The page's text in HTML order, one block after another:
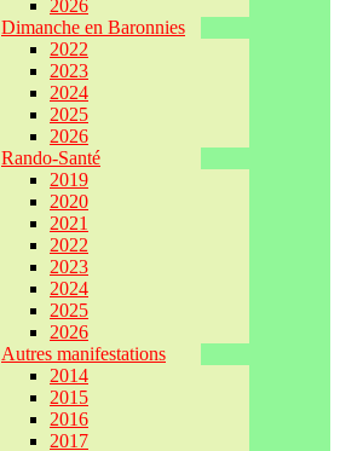
2026
Dimanche en Baronnies
2022
2023
2024
2025
2026
Rando-Santé
2019
2020
2021
2022
2023
2024
2025
2026
Autres manifestations
2014
2015
2016
2017